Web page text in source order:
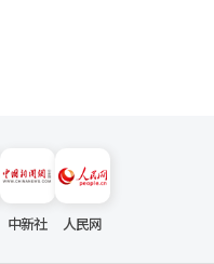
国民提供机会。虽然
充分改变台湾青年的生
星电子和SK海力士作为
未能扩展到国民的生活
中新社 人民网